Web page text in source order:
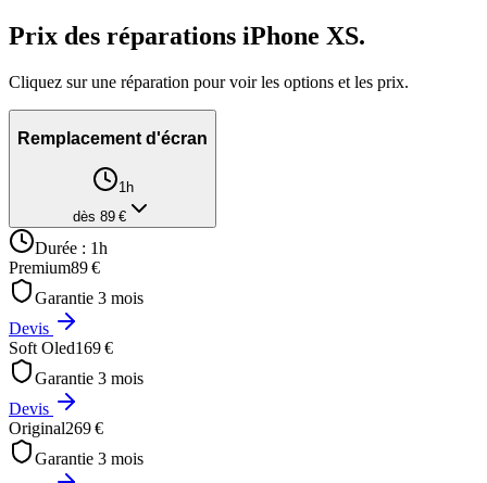
Prix des réparations iPhone XS.
Cliquez sur une réparation pour voir les options et les prix.
Remplacement d'écran
1h
dès 89 €
Durée : 1h
Premium89€
Garantie 3 mois
Devis
Soft Oled169€
Garantie 3 mois
Devis
Original269€
Garantie 3 mois